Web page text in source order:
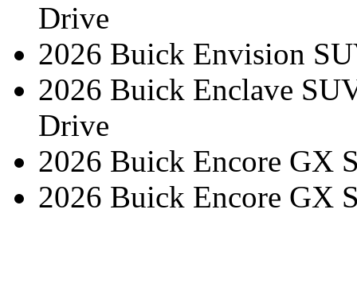
Drive
2026 Buick Envision
2026 Buick Enclave
Drive
2026 Buick Encore GX
2026 Buick Encore GX